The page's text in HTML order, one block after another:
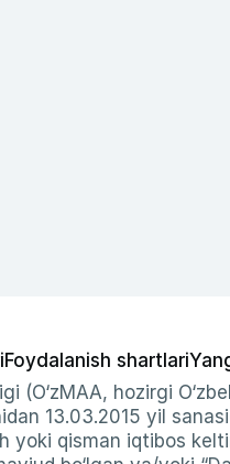
Foydalanish shartlari
hozirgi
13.03.2015 yil
yoki qisman iqtibos